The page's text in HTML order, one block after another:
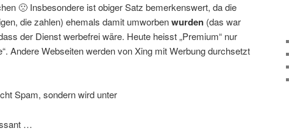
🙁 Insbesondere ist obiger Satz bemerkenswert, da die
die zahlen) ehemals damit umworbenwurden (das war
der Dienst werbefrei wäre. Heute heisst „Premium“ nur
Andere Webseiten werden von Xing mit Werbung durchsetzt
Spam, sondern wird unter
…